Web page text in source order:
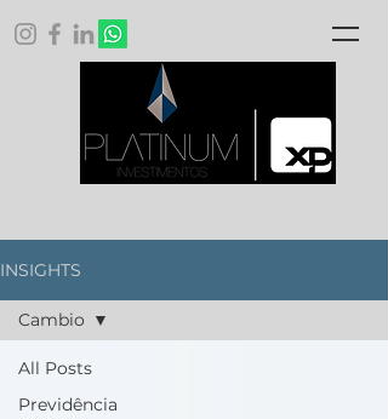
INSIGHTS
All Posts
Previdência
Cambio